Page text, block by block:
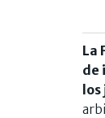
La
de
los